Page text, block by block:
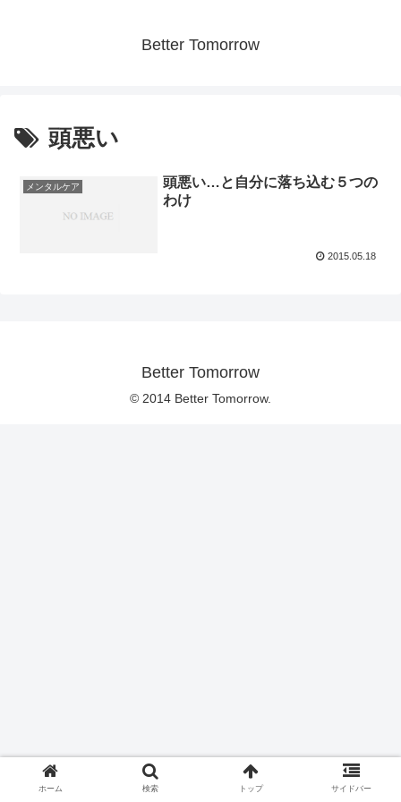
Better Tomorrow
頭悪い
メンタルケア
頭悪い…と自分に落ち込む５つの
わけ
2015.05.18
Better Tomorrow
© 2014 Better Tomorrow.
ホーム 検索 トップ サイドバー